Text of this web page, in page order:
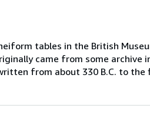
tables in the British
came from some archive
from about 330 B.C. to the